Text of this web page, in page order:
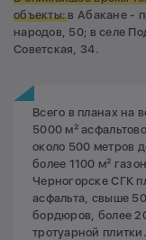
объекты:в Абакане -
народов, 50; в селе
Советская, 34.
Всего в планах на
5000 м²
около 500 метров
более 1100 м²
Черногорске СГК
асфальта, свыше
бордюров, более
тротуарной плитки.